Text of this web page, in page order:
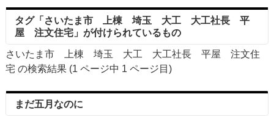
タグ「さいたま市 上棟 埼玉 大工 大工社長 平
屋 注文住宅」が付けられているもの
さいたま市 上棟 埼玉 大工 大工社長 平屋 注文住
宅 の検索結果 (1 ページ中 1 ページ目)
まだ五月なのに